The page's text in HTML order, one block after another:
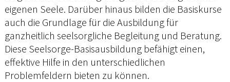
eigenen Seele. Darüber hinaus bilden die Basiskurse
auch die Grundlage für die Ausbildung für
ganzheitlich seelsorgliche Begleitung und Beratung.
Diese Seelsorge-Basisausbildung befähigt einen,
effektive Hilfe in den unterschiedlichen
Problemfeldern bieten zu können.